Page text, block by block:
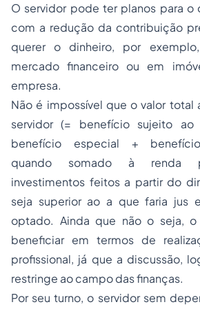
O servidor pode ter planos para o
com a redução da contribuição
querer o dinheiro, por
mercado financeiro ou em
empresa.
Não é impossível que o valor total
servidor (= benefício sujeito
benefício especial +
quando somado à renda
investimentos feitos a partir do
seja superior ao a que faria jus
optado. Ainda que não o seja,
beneficiar em termos de
profissional, já que a discussão,
restringe ao campo das finanças.
Por seu turno, o servidor sem